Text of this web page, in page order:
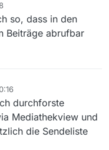
Ort um Segment, die
abzuspeichern.
Tools geben.
so, dass in den
Beiträge abrufbar
durchforste
Mediathekview und
die Sendeliste